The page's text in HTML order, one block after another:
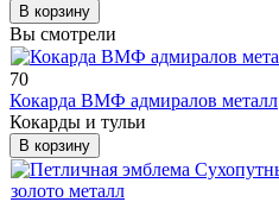
В корзину
Вы смотрели
70
Кокарда ВМФ адмиралов металл
Кокарды и тульи
В корзину